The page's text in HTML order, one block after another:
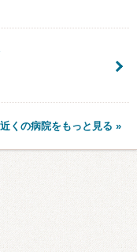
くの病院をもっと見る »